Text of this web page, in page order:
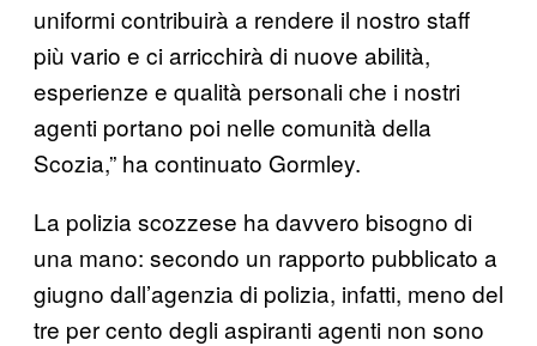
uniformi contribuirà a rendere il nostro staff
più vario e ci arricchirà di nuove abilità,
esperienze e qualità personali che i nostri
agenti portano poi nelle comunità della
Scozia,” ha continuato Gormley.
La polizia scozzese ha davvero bisogno di
una mano: secondo un rapporto pubblicato a
giugno dall’agenzia di polizia, infatti, meno del
tre per cento degli aspiranti agenti non sono